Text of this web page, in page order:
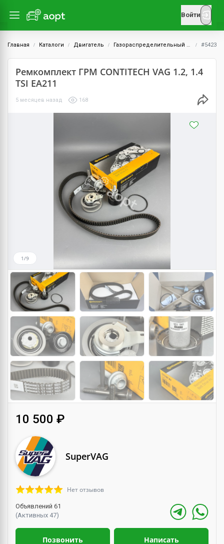
Войти
Главная Каталоги Двигатель Газораспределительный механизм (ГРМ) #5423
Ремкомплект ГРМ CONTITECH VAG 1.2, 1.4
TSI EA211
5 месяцев назад 168
1/9
10 500 ₽
SuperVAG
Нет отзывов
Объявлений 61
(Активных 47)
Позвонить Написать